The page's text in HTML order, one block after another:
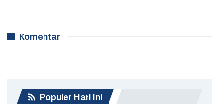
Komentar
Populer Hari Ini